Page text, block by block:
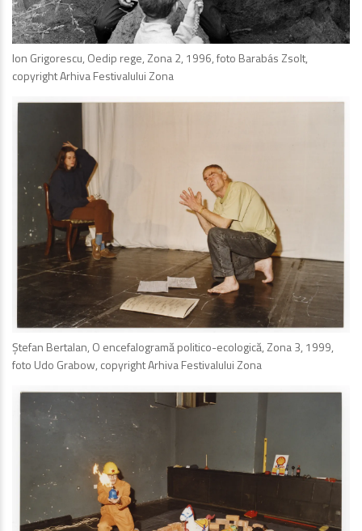
Ion Grigorescu, Oedip rege, Zona 2, 1996, foto Barabás Zsolt,
copyright Arhiva Festivalului Zona
Ștefan Bertalan, O encefalogramă politico-ecologică, Zona 3, 1999,
foto Udo Grabow, copyright Arhiva Festivalului Zona